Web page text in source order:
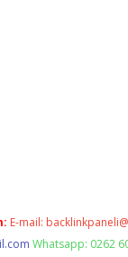
E-mail:
Whatsapp: 0262